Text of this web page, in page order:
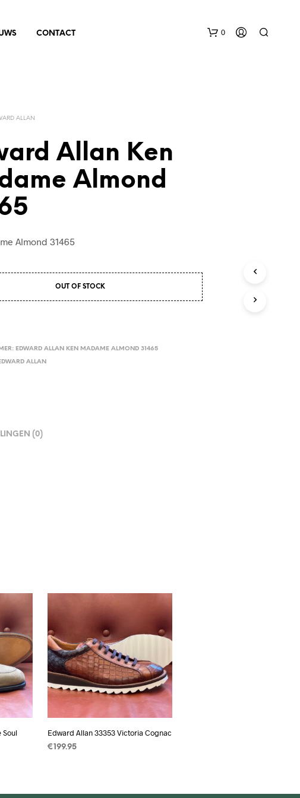
CONTACT 0
ALLAN
Allan Ken
Almond
Almond 31465
OUT OF STOCK
EDWARD ALLAN KEN MADAME ALMOND 31465
ALLAN
(0)
Soul Edward Allan 33353 Victoria Cognac
€ 199.95
heeft